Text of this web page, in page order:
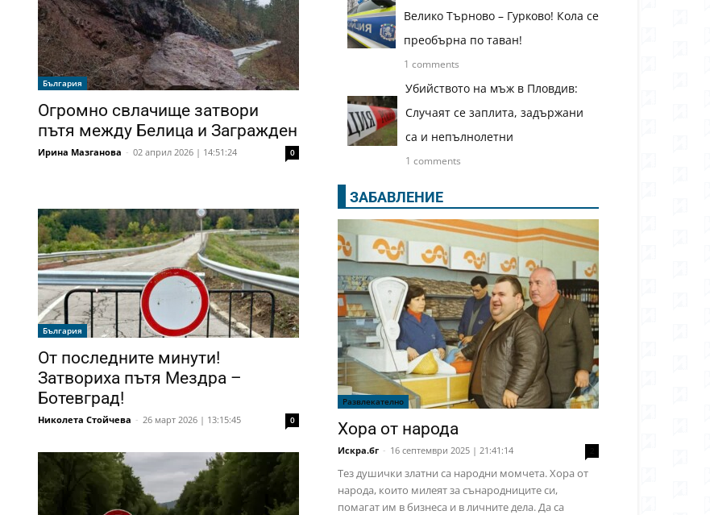
България
Огромно свлачище затвори
пътя между Белица и Загражден
Ирина Мазганова - 02 април 2026 | 14:51:24 0
България
От последните минути!
Затвориха пътя Мездра –
Ботевград!
Николета Стойчева - 26 март 2026 | 13:15:45 0
Велико Търново – Гурково! Кола се
преобърна по таван!
1 comments
Убийството на мъж в Пловдив:
Случаят се заплита, задържани
са и непълнолетни
1 comments
ЗАБАВЛЕНИЕ
Развлекателно
Хора от народа
Искра.бг - 16 септември 2025 | 21:41:14
Тез душички златни са народни момчета. Хора от
народа, които милеят за сънародниците си,
помагат им в бизнеса и в личните дела. Да са